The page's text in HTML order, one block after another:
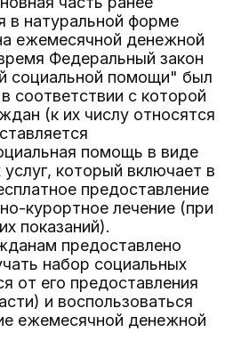
в натуральной форме
ежемесячной денежной
Федеральный закон
социальной помощи" был
соответствии с которой
(к их числу относятся
помощь в виде
который включает в
предоставление
курортное лечение (при
показаний).
предоставлено
набор социальных
от его предоставления
и воспользоваться
ежемесячной денежной